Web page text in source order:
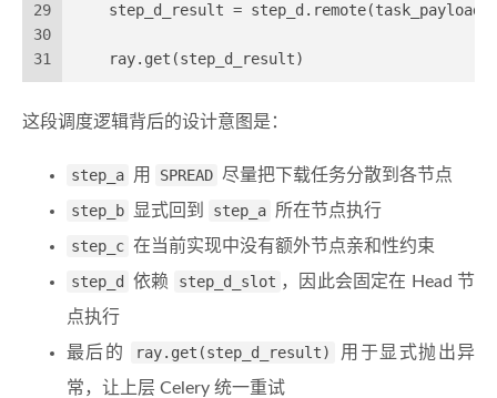
29
30
31
step_d_result = step_d.remote(task_payload,
    ray.get(step_d_result)
这段调度逻辑背后的设计意图是：
step_a 用 SPREAD 尽量把下载任务分散到各节点
step_b
显式回到 step_a 所在节点执行
step_c 在当前实现中没有额外节点亲和性约束
step_d
依赖 step_d_slot ，因此会固定在 Head 节
点执行
最后的
ray.get(step_d_result)
用于显式抛出异
常，让上层 Celery 统一重试